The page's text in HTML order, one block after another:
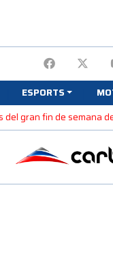
ESPORTS
del gran fin de semana